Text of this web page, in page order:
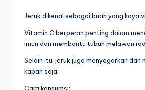
Jeruk dikenal sebagai buah yang kaya
Vitamin C berperan penting dalam
imun dan membantu tubuh melawan
Selain itu, jeruk juga menyegarkan dan
kapan saja.
Cara konsumsi: